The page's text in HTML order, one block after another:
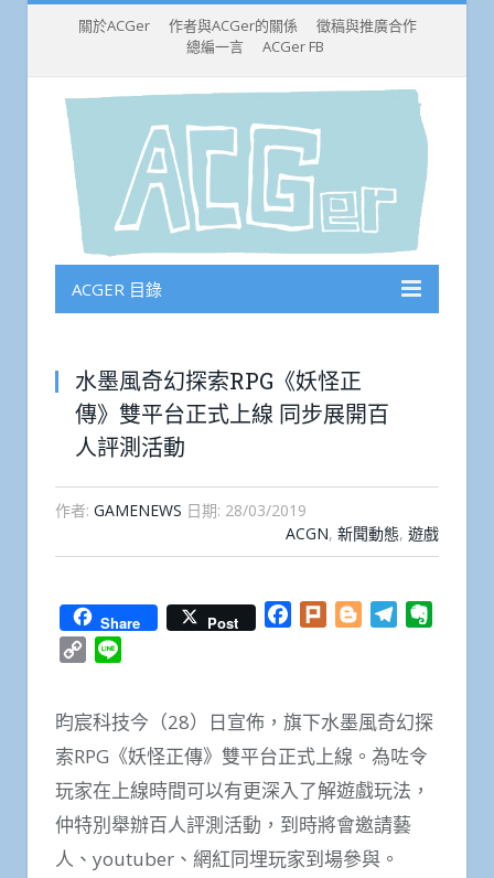
關於ACGer 作者與ACGer的關係
徵稿與推廣合作
總編一言
ACGer FB
ACGER 目錄
水墨風奇幻探索RPG《妖怪正
傳》雙平台正式上線 同步展開百
人評測活動
作者: GAMENEWS 日期: 28/03/2019
ACGN, 新聞動態, 遊戲
Share Post Facebook
Plurk BloggerTelegram
Copy
昀宸科技今（28）日宣佈，旗下水墨風奇幻探
索RPG《妖怪正傳》雙平台正式上線。為咗令
玩家在上線時間可以有更深入了解遊戲玩法，
仲特別舉辦百人評測活動，到時將會邀請藝
人、youtuber、網紅同埋玩家到場參與。